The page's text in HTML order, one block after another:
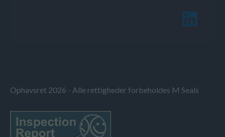
Ophavsret 2026 - Alle rettigheder forbeholdes M Seals